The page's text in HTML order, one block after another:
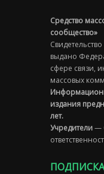
Средство
сообщество»
выдано
сфере связи,
массовых
издания
лет.
Учредители—